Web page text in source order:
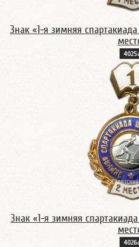
Знак «1-я зимняя
Знак «1-я зимняя